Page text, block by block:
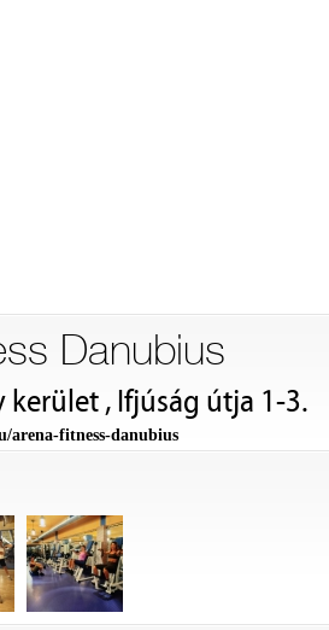
Danubius
kerület , Ifjúság útja 1-3.
arena-fitness-danubius